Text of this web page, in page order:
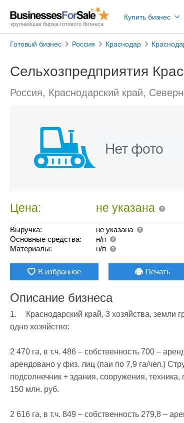
крупнейшая биржа готового бизнеса
Купить бизнес
Готовый бизнес Россия Краснодар
Сельхозпредприятия
Россия, Краснодарский край,
Цена: не указана
Выручка:
не указана
Основные средства:
н/п
Материалы:
н/п
В избранное Печать
Описание бизнеса
1.	Краснодарский край, 3 хозяйства, земли граничат между собой, есть возможность объединить в
одно хозяйство:
2 470 га, в т.ч. 486 – собственность 700 –
арендовано у физ. лиц (паи по 7,9 га/чел.)
подсолнечник + здания, сооружения,
150 млн. руб.
2 616 га, в т.ч. 849 – собственность 279,8 –